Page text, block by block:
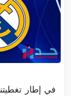
في إطار